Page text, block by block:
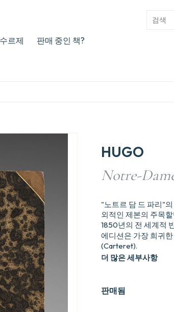
르제 판매 중인 책?
HUGO
Notre-
판매됨
"노트르 담 드 파리"
외적인 제본의 주목
1850년의 전 세계적
에디션은 가장 희귀
(Carteret).
더 많은 세부사항